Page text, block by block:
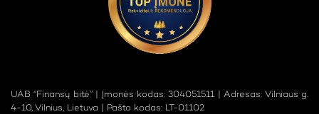
UAB “Finansų bitė” | Įmonės kodas: 304051511 | Adresas: Vilniaus g.
4-10, Vilnius, Lietuva | Pašto kodas: LT-01102